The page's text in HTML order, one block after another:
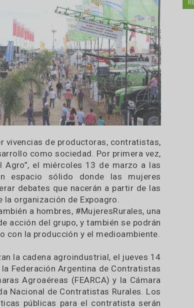
vivencias de productoras,
desarrollo como sociedad. Por primera
en el Agro”, el miércoles 13 de marzo a
un espacio sólido donde las
generar debates que nacerán a partir de
la organización de Expoagro.
también a hombres, #MujeresRurales,
de acción del grupo, y también se